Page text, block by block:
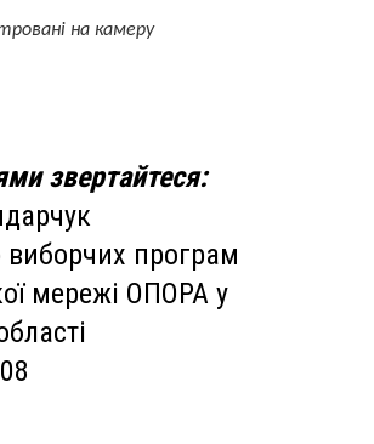
на камеру
звертайтеся:
виборчих програм
мережі ОПОРА у